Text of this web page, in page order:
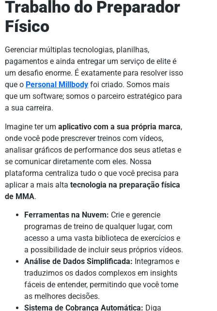
Trabalho do Preparador
Físico
Gerenciar múltiplas tecnologias, planilhas,
pagamentos e ainda entregar um serviço de elite é
um desafio enorme. É exatamente para resolver isso
que o Personal Millbody foi criado. Somos mais
que um software; somos o parceiro estratégico para
a sua carreira.
Imagine ter um aplicativo com a sua própria marca,
onde você pode prescrever treinos com vídeos,
analisar gráficos de performance dos seus atletas e
se comunicar diretamente com eles. Nossa
plataforma centraliza tudo o que você precisa para
aplicar a mais alta tecnologia na preparação física
de MMA.
Ferramentas na Nuvem: Crie e gerencie
programas de treino de qualquer lugar, com
acesso a uma vasta biblioteca de exercícios e
a possibilidade de incluir seus próprios vídeos.
Análise de Dados Simplificada: Integramos e
traduzimos os dados complexos em insights
fáceis de entender, permitindo que você tome
as melhores decisões.
Sistema de Cobrança Automática: Diga